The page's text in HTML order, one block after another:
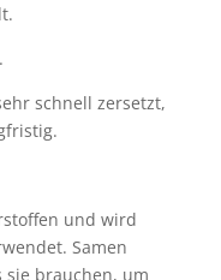
schnell zersetzt,
und wird
Samen
sie brauchen, um